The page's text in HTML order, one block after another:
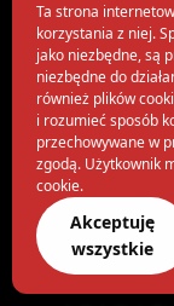
Ta strona
korzystania z niej.
jako niezbędne, są
niezbędne do
również plików
i rozumieć sposób
przechowywane w
zgodą. Użytkownik
cookie.
Akceptuję
wszystkie